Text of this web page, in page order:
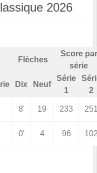
2026
Flèches
Score par
série
Dix Neuf
Série
1
2
8' 19 233
0' 4 96